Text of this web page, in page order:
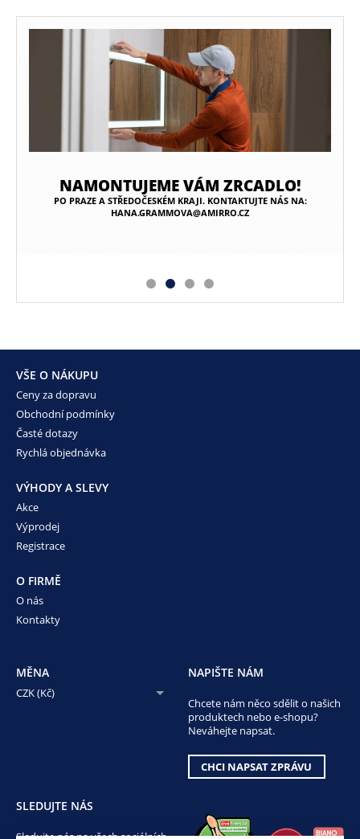
NAMONTUJEME VÁM ZRCADLO!
PO PRAZE A STŘEDOČESKÉM KRAJI. KONTAKTUJTE NÁS NA:
HANA.GRAMMOVA@AMIRRO.CZ
VŠE O NÁKUPU
Ceny za dopravu
Obchodní podmínky
Časté dotazy
Rychlá objednávka
VÝHODY A SLEVY
Akce
Výprodej
Registrace
O FIRMĚ
O nás
Kontakty
MĚNA
CZK (Kč)
NAPIŠTE NÁM
Chcete nám něco sdělit o našich
produktech nebo e-shopu?
Neváhejte napsat.
CHCI NAPSAT ZPRÁVU
SLEDUJTE NÁS